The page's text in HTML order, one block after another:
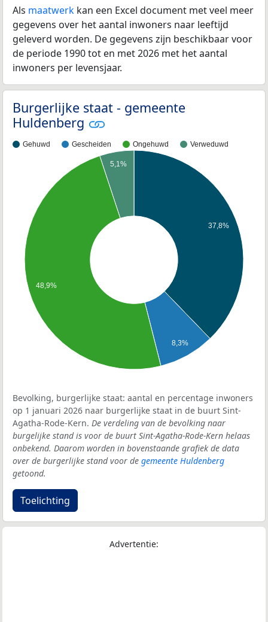
Als maatwerk kan een Excel document met veel meer
gegevens over het aantal inwoners naar leeftijd
geleverd worden. De gegevens zijn beschikbaar voor
de periode 1990 tot en met 2026 met het aantal
inwoners per levensjaar.
Burgerlijke staat - gemeente
Huldenberg
Gehuwd Gescheiden Ongehuwd Verweduwd
37,8%
8,3%
5,1%
48,9%
Bevolking, burgerlijke staat: aantal en percentage inwoners
op 1 januari 2026 naar burgerlijke staat in de buurt Sint-
Agatha-Rode-Kern. De verdeling van de bevolking naar
burgelijke stand is voor de buurt Sint-Agatha-Rode-Kern helaas
onbekend. Daarom worden in bovenstaande grafiek de data
over de burgerlijke stand voor de gemeente Huldenberg
getoond.
Toelichting
Advertentie: